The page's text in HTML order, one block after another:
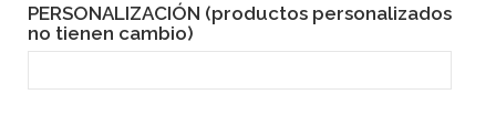
PERSONALIZACIÓN (productos personalizados
no tienen cambio)